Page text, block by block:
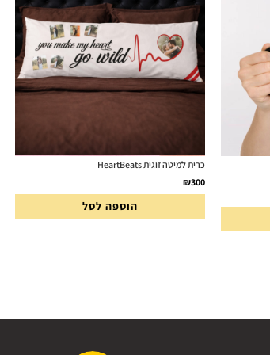
כרית למיטה זוגית HeartBeats
₪300
הוספה לסל